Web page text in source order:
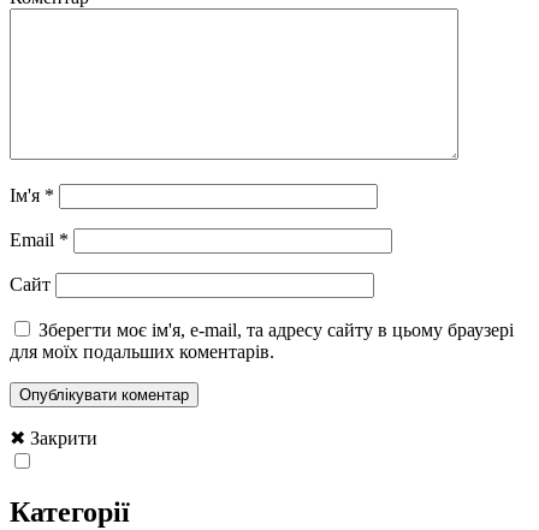
Ім'я *
Email *
Сайт
Зберегти моє ім'я, e-mail, та адресу сайту в цьому браузері
для моїх подальших коментарів.
✖ Закрити
Категорії